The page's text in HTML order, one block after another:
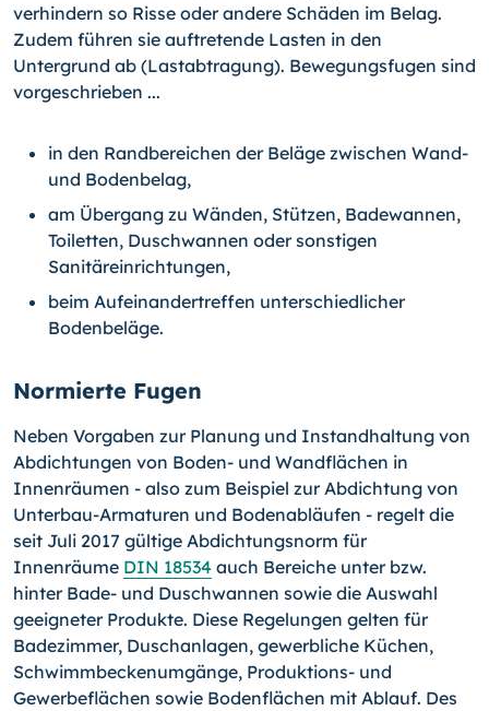
verhindern so Risse oder andere Schäden im Belag.
Zudem führen sie auftretende Lasten in den
Untergrund ab (Lastabtragung). Bewegungsfugen sind
vorgeschrieben ...
in den Randbereichen der Beläge zwischen Wand-
und Bodenbelag,
am Übergang zu Wänden, Stützen, Badewannen,
Toiletten, Duschwannen oder sonstigen
Sanitäreinrichtungen,
beim Aufeinandertreffen unterschiedlicher
Bodenbeläge.
Normierte Fugen
Neben Vorgaben zur Planung und Instandhaltung von
Abdichtungen von Boden- und Wandflächen in
Innenräumen - also zum Beispiel zur Abdichtung von
Unterbau-Ar­ma­turen und Bodenabläufen - regelt die
seit Juli 2017 gültige Abdichtungsnorm für
Innenräume DIN 18534 auch Bereiche unter bzw.
hinter Bade- und Duschwannen sowie die Auswahl
geeigneter Produkte. Diese Regelungen gelten für
Badezimmer, Duschanlagen, gewerbliche Küchen,
Schwimmbeckenumgänge, Produktions- und
Gewerbeflächen sowie Bodenflächen mit Ablauf. Des